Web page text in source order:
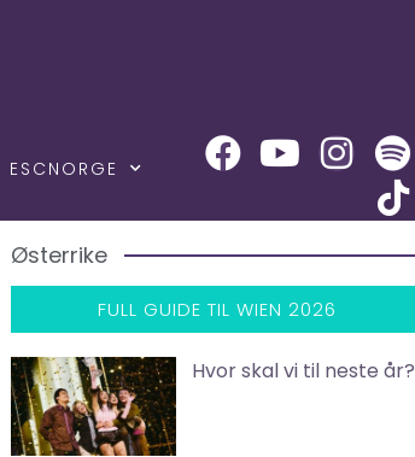
ESCNORGE
Østerrike
FULL GUIDE TIL WIEN 2026
Hvor skal vi til neste år?